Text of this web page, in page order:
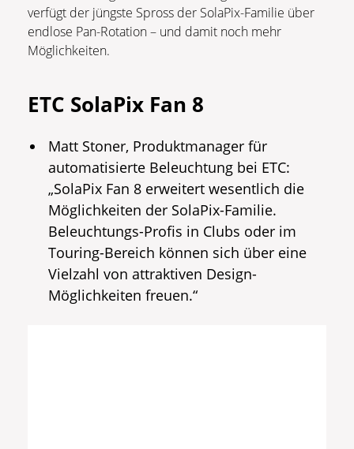
verfügt der jüngste Spross der SolaPix-Familie über
endlose Pan-Rotation – und damit noch mehr
Möglichkeiten.
ETC SolaPix Fan 8
Matt Stoner, Produktmanager für
automatisierte Beleuchtung bei ETC:
„SolaPix Fan 8 erweitert wesentlich die
Möglichkeiten der SolaPix-Familie.
Beleuchtungs-Profis in Clubs oder im
Touring-Bereich können sich über eine
Vielzahl von attraktiven Design-
Möglichkeiten freuen.“